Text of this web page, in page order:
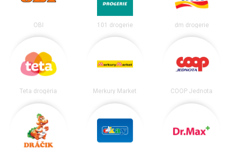
OBI 101 drogerie dm drogerie
Teta drogéria Merkury Market COOP Jednota